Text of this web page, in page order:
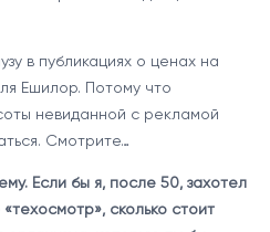
в публикациях о ценах на
Ешилор. Потому что
невиданной с рекламой
Смотрите…
Если бы я, после 50, захотел
сколько стоит